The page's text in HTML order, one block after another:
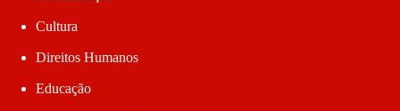
Cultura
Direitos Humanos
Educação